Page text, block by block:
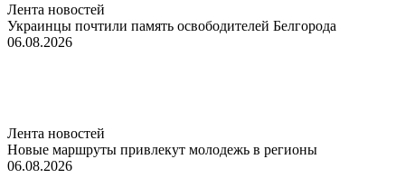
Лента новостей
Украинцы почтили память освободителей Белгорода
06.08.2026
Лента новостей
Новые маршруты привлекут молодежь в регионы
06.08.2026